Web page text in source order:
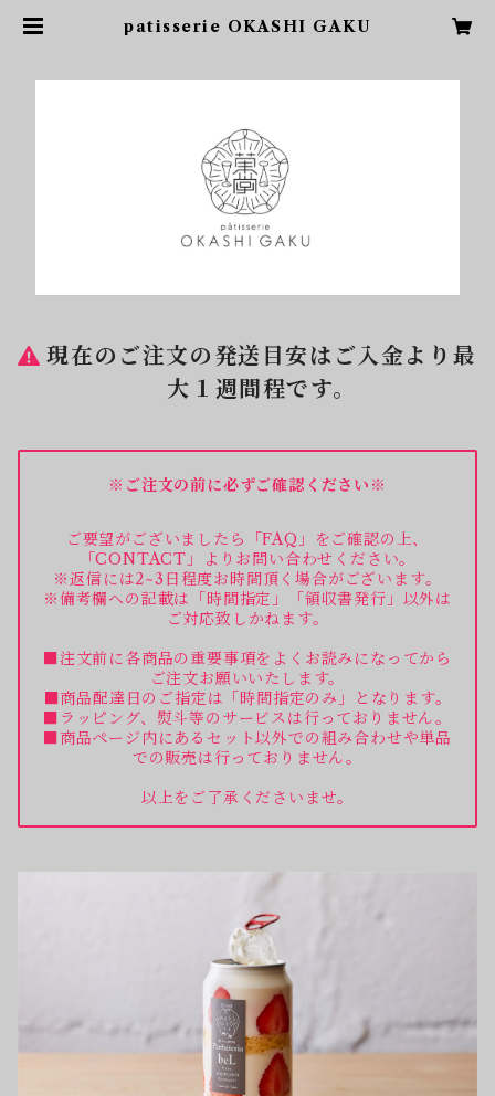
patisserie OKASHI GAKU
現在のご注文の発送目安はご入金より最
大１週間程です。
※ご注文の前に必ずご確認ください※
ご要望がございましたら「FAQ」をご確認の上、
「CONTACT」よりお問い合わせください。
※返信には2~3日程度お時間頂く場合がございます。
※備考欄への記載は「時間指定」「領収書発行」以外は
ご対応致しかねます。
■注文前に各商品の重要事項をよくお読みになってから
ご注文お願いいたします。
■商品配達日のご指定は「時間指定のみ」となります。
■ラッピング、熨斗等のサービスは行っておりません。
■商品ページ内にあるセット以外での組み合わせや単品
での販売は行っておりません。
以上をご了承くださいませ。